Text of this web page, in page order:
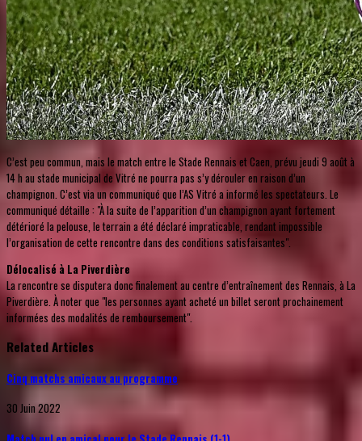
C’est peu commun, mais le match entre le Stade Rennais et Caen, prévu jeudi 9 août à
14 h au stade municipal de Vitré ne pourra pas s’y dérouler en raison d’un
champignon. C’est via un communiqué que l’AS Vitré a informé les spectateurs. Le
communiqué détaille : "À la suite de l’apparition d’un champignon ayant fortement
détérioré la pelouse, le terrain a été déclaré impraticable, rendant impossible
l’organisation de cette rencontre dans des conditions satisfaisantes".
Délocalisé à La Piverdière
La rencontre se disputera donc finalement au centre d’entraînement des Rennais, à La
Piverdière. À noter que "les personnes ayant acheté un billet seront prochainement
informées des modalités de remboursement".
Related Articles
Cinq matchs amicaux au programme
30 Juin 2022